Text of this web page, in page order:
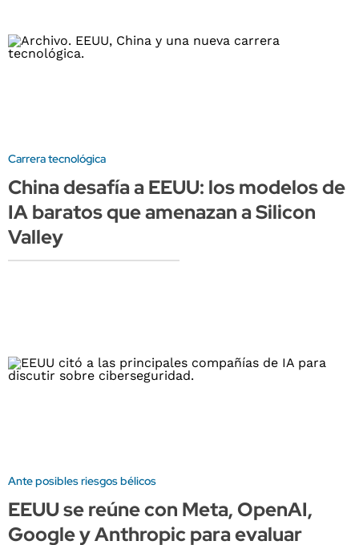
Carrera tecnológica
China desafía a EEUU: los modelos de
IA baratos que amenazan a Silicon
Valley
Ante posibles riesgos bélicos
EEUU se reúne con Meta, OpenAI,
Google y Anthropic para evaluar